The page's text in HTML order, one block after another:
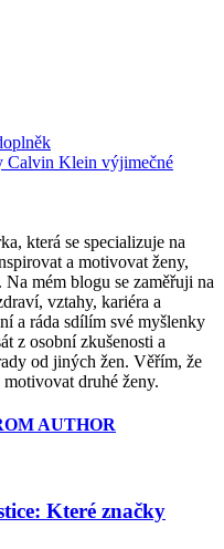
Calvin Klein výjimečné
která se specializuje na
a motivovat ženy,
mém blogu se zaměřuji na
vztahy, kariéra a
a ráda sdílím své myšlenky
z osobní zkušenosti a
od jiných žen. Věřím, že
druhé ženy.
AUTHOR
Které značky